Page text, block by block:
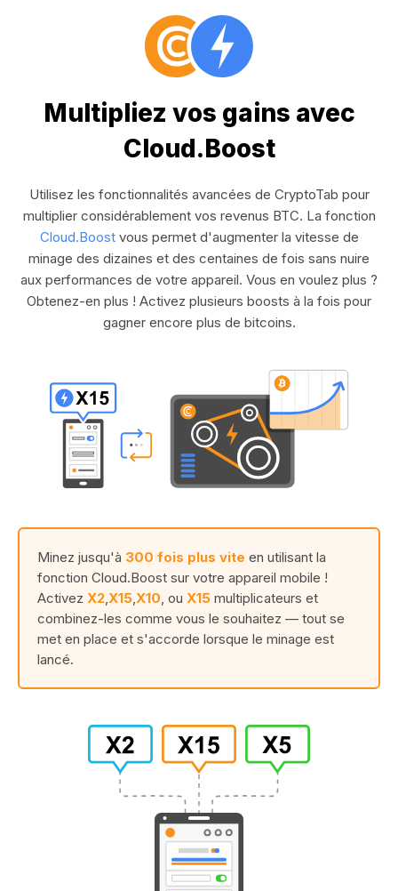
Multipliez vos gains avec
Cloud.Boost
Utilisez les fonctionnalités avancées de CryptoTab pour
multiplier considérablement vos revenus BTC. La fonction
Cloud.Boostvous permet d'augmenter la vitesse de
minage des dizaines et des centaines de fois sans nuire
aux performances de votre appareil. Vous en voulez plus ?
Obtenez-en plus ! Activez plusieurs boosts à la fois pour
gagner encore plus de bitcoins.
Minez jusqu'à 300 fois plus vite en utilisant la
fonction Cloud.Boost sur votre appareil mobile !
Activez X2 X15 X10 , ou X15 multiplicateurs et
combinez-les comme vous le souhaitez — tout se
met en place et s'accorde lorsque le minage est
lancé.